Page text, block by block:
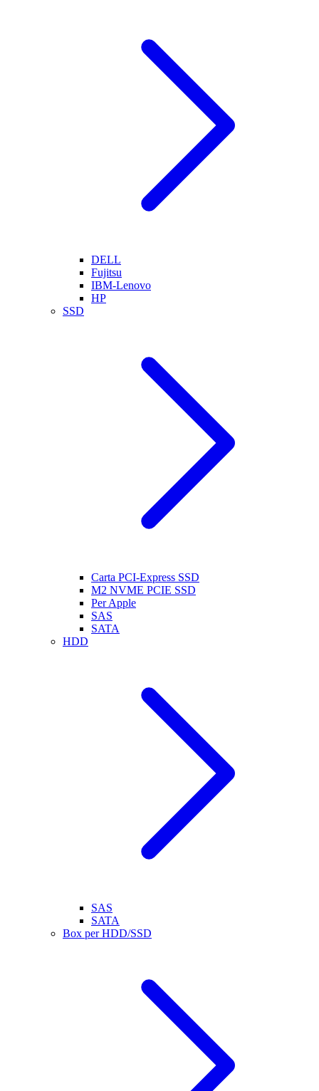
DELL
Fujitsu
IBM-Lenovo
HP
SSD
Carta PCI-Express SSD
M2 NVME PCIE SSD
Per Apple
SAS
SATA
HDD
SAS
SATA
Box per HDD/SSD